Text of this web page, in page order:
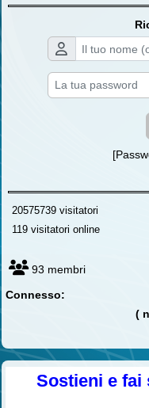
20575739 visitatori
119 visitatori online
93 membri
Connesso:
(
Sostieni e fai